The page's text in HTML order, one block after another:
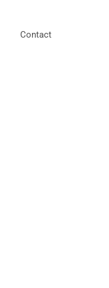
Contact